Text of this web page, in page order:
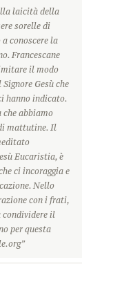
laicità della
sorelle di
conoscere la
Francescane
il modo
Gesù che
hanno indicato.
che abbiamo
mattutine. Il
Eucaristia, è
ci incoraggia e
Nello
con i frati,
il
per questa